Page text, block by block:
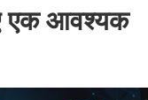
एक आवश्यक